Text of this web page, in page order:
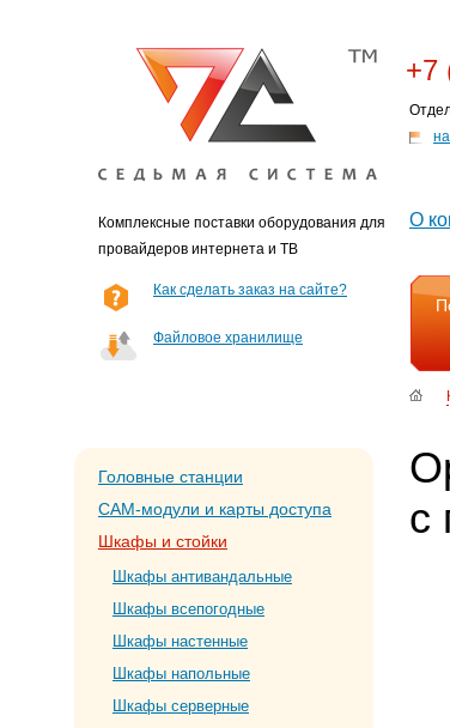
Комплексные поставки оборудования для
провайдеров интернета и ТВ
+7
О
Как сделать заказ на сайте?
Файловое хранилище
Головные станции
CAM-модули и карты доступа
Шкафы и стойки
Шкафы антивандальные
Шкафы всепогодные
Шкафы настенные
Шкафы напольные
Шкафы серверные
с